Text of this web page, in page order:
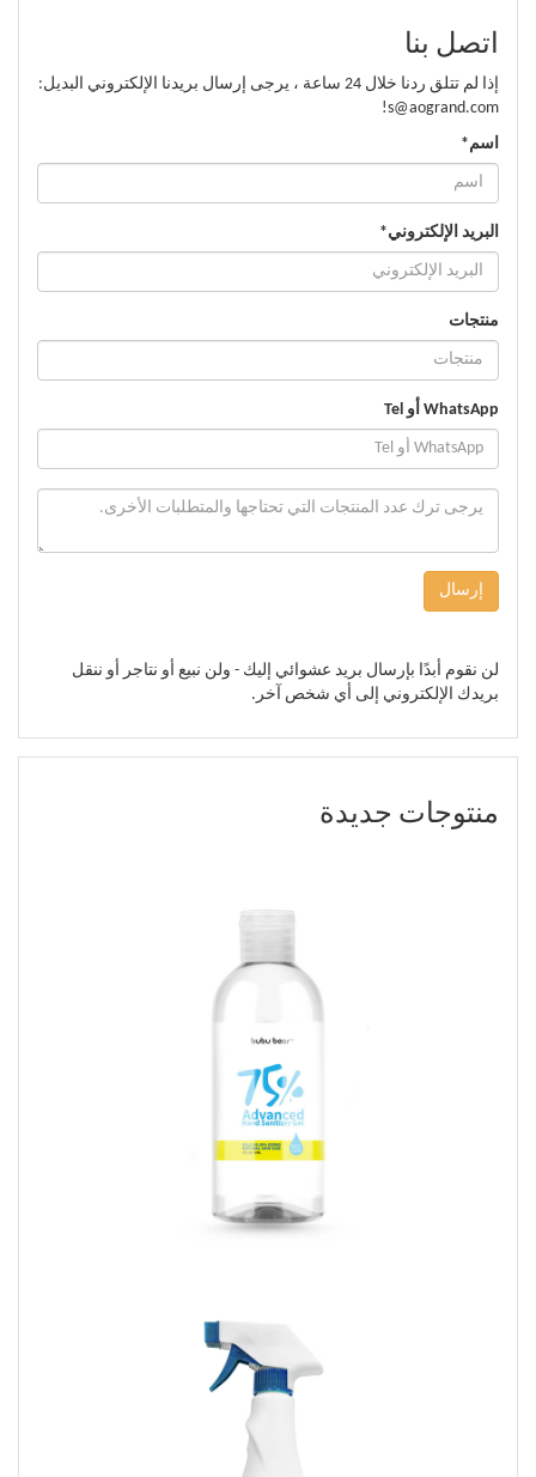
اتصل بنا
إذا لم تتلق ردنا خلال 24 ساعة ، يرجى إرسال بريدنا الإلكتروني البديل:
s@aogrand.com!
اسم*
البريد الإلكتروني*
منتجات
WhatsApp أو Tel
إرسال
لن نقوم أبدًا بإرسال بريد عشوائي إليك - ولن نبيع أو نتاجر أو ننقل
بريدك الإلكتروني إلى أي شخص آخر.
منتوجات جديدة